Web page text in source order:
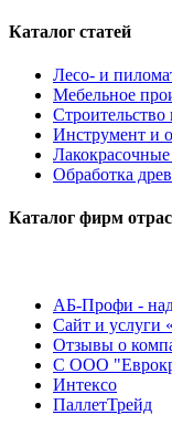
Каталог статей
Лесо- и
Мебельное
Строительство
Инструмент и
Обработка
Каталог фирм
АБ-Профи -
Сайт и услуги
Отзывы о
С ООО
Интексо
ПаллетТрейд